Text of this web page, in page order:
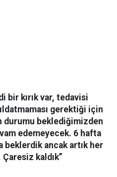
bir kırık var, tedavisi
gerektiği için
durumu beklediğimizden
edemeyecek. 6 hafta
beklerdik ancak artık her
kaldık”